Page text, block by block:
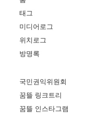
태그
미디어로그
위치로그
방명록
국민권익위원회
꿈뜰 링크트리
꿈뜰 인스타그램